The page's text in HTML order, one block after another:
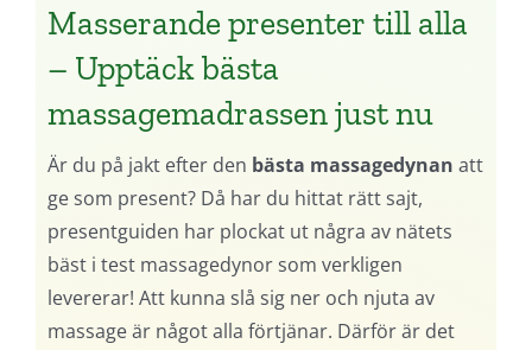
Masserande presenter till alla
– Upptäck bästa
massagemadrassen just nu
Är du på jakt efter den bästa massagedynan att
ge som present? Då har du hittat rätt sajt,
presentguiden har plockat ut några av nätets
bäst i test massagedynor som verkligen
levererar! Att kunna slå sig ner och njuta av
massage är något alla förtjänar. Därför är det